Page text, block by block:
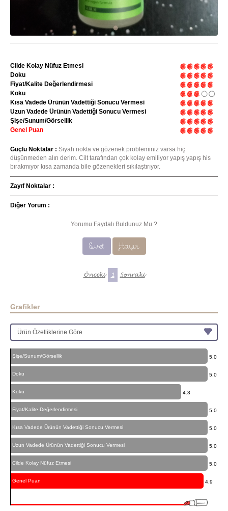
Cilde Kolay Nüfuz Etmesi
Doku
Fiyat/Kalite Değerlendirmesi
Koku
Kısa Vadede Ürünün Vadettiği Sonucu Vermesi
Uzun Vadede Ürünün Vadettiği Sonucu Vermesi
Şişe/Sunum/Görsellik
Genel Puan
Güçlü Noktalar : Siyah nokta ve gözenek probleminiz varsa hiç
düşünmeden alın derim. Cilt tarafından çok kolay emiliyor yapış yapış his
bırakmıyor kısa zamanda bile gözenekleri sıkılaştırıyor.
Zayıf Noktalar :
Diğer Yorum :
Yorumu Faydalı Buldunuz Mu ?
Evet Hayır
Önceki 1 Sonraki
Grafikler
Şişe/Sunum/Görsellik 5.0
Doku 5.0
Koku 4.3
Fiyat/Kalite Değerlendirmesi 5.0
Kısa Vadede Ürünün Vadettiği Sonucu Vermesi 5.0
Uzun Vadede Ürünün Vadettiği Sonucu Vermesi 5.0
Cilde Kolay Nüfuz Etmesi 5.0
Genel Puan 4.9